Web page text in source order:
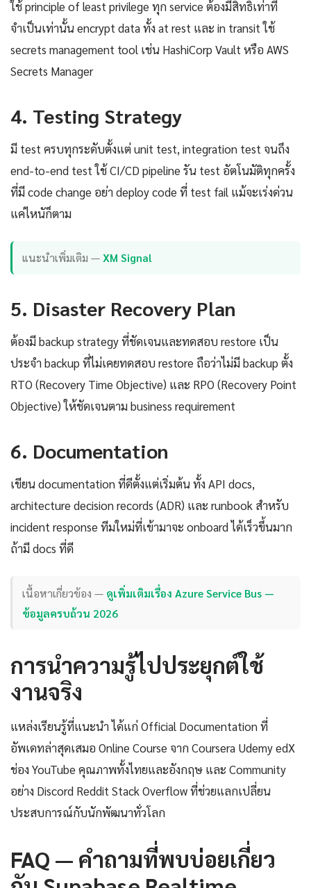
ใช้ principle of least privilege ทุก service ต้องมีสิทธิ์เท่าที่
จำเป็นเท่านั้น encrypt data ทั้ง at rest และ in transit ใช้
secrets management tool เช่น HashiCorp Vault หรือ AWS
Secrets Manager
4. Testing Strategy
มี test ครบทุกระดับตั้งแต่ unit test, integration test จนถึง
end-to-end test ใช้ CI/CD pipeline รัน test อัตโนมัติทุกครั้ง
ที่มี code change อย่า deploy code ที่ test fail แม้จะเร่งด่วน
แค่ไหนัก็ตาม
แนะนำเพิ่มเติม —XM Signal
5. Disaster Recovery Plan
ต้องมี backup strategy ที่ชัดเจนและทดสอบ restore เป็น
ประจำ backup ที่ไม่เคยทดสอบ restore ถือว่าไม่มี backup ตั้ง
RTO (Recovery Time Objective) และ RPO (Recovery Point
Objective) ให้ชัดเจนตาม business requirement
6. Documentation
เขียน documentation ที่ดีตั้งแต่เริ่มต้น ทั้ง API docs,
architecture decision records (ADR) และ runbook สำหรับ
incident response ทีมใหม่ที่เข้ามาจะ onboard ได้เร็วขึ้นมาก
ถ้ามี docs ที่ดี
เนื้อหาเกี่ยวข้อง — ดูเพิ่มเติมเรื่อง Azure Service Bus —
ข้อมูลครบถ้วน 2026
การนำความรู้ไปประยุกต์ใช้
งานจริง
แหล่งเรียนรู้ที่แนะนำ ได้แก่ Official Documentation ที่
อัพเดทล่าสุดเสมอ Online Course จาก Coursera Udemy edX
ช่อง YouTube คุณภาพทั้งไทยและอังกฤษ และ Community
อย่าง Discord Reddit Stack Overflow ที่ช่วยแลกเปลี่ยน
ประสบการณ์กับนักพัฒนาทั่วโลก
FAQ — คำถามที่พบบ่อยเกี่ยว